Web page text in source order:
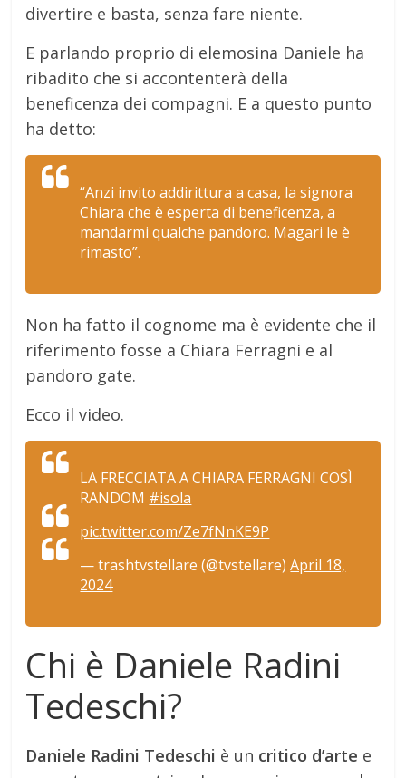
divertire e basta, senza fare niente.
E parlando proprio di elemosina Daniele ha
ribadito che si accontenterà della
beneficenza dei compagni. E a questo punto
ha detto:
“Anzi invito addirittura a casa, la signora
Chiara che è esperta di beneficenza, a
mandarmi qualche pandoro. Magari le è
rimasto”.
Non ha fatto il cognome ma è evidente che il
riferimento fosse a Chiara Ferragni e al
pandoro gate.
Ecco il video.
LA FRECCIATA A CHIARA FERRAGNI COSÌ
RANDOM #isola
pic.twitter.com/Ze7fNnKE9P
— trashtvstellare (@tvstellare)April 18,
2024
Chi è Daniele Radini
Tedeschi?
Daniele Radini Tedeschi è un critico d’arte e